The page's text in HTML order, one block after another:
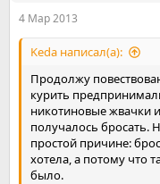
4 Мар 2013
Keda написал(а):
Продолжу
курить
никотиновые жвачки
получалось бросать.
простой причине:
хотела, а потому что
было.